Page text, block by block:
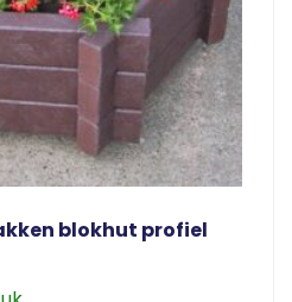
blokhut profiel